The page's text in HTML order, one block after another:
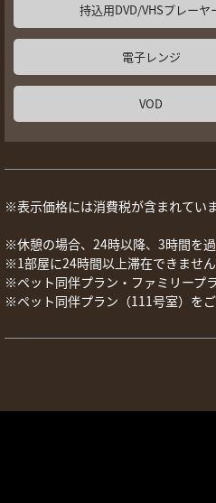
持込用DVD/VHSプレーヤ
電子レンジ
VOD
※表示価格には消費税が含まれていま
※休憩の場合、24時以降、3時間を
※1部屋に24時間以上滞在できません
※ペット同伴プラン・ファミリープ
※ペット同伴プラン（111号室）を